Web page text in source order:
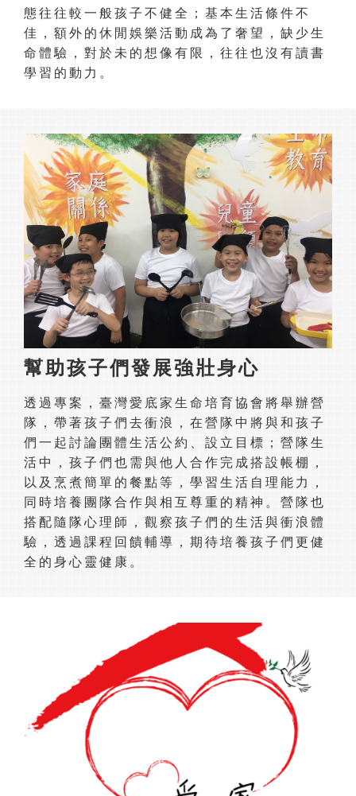
態往往較一般孩子不健全；基本生活條件不
佳，額外的休閒娛樂活動成為了奢望，缺少生
命體驗，對於未的想像有限，往往也沒有讀書
學習的動力。
幫助孩子們發展強壯身心
透過專案， 臺灣愛底家生命培育協會將舉辦營
隊，帶著孩子們去衝浪，在營隊中將與和孩子
們一起討論團體生活公約、設立目標；營隊生
活中，孩子們也需與他人合作完成搭設帳棚，
以及烹煮簡單的餐點等，學習生活自理能力，
同時培養團隊合作與相互尊重的精神。營隊也
搭配隨隊心理師，觀察孩子們的生活與衝浪體
驗，透過課程回饋輔導，期待培養孩子們更健
全的身心靈健康。